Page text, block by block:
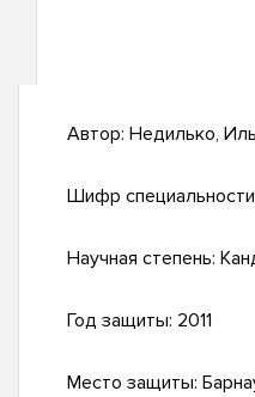
Автор: Недилько,
Шифр
Научная степень:
Год защиты: 2011
Место защиты: